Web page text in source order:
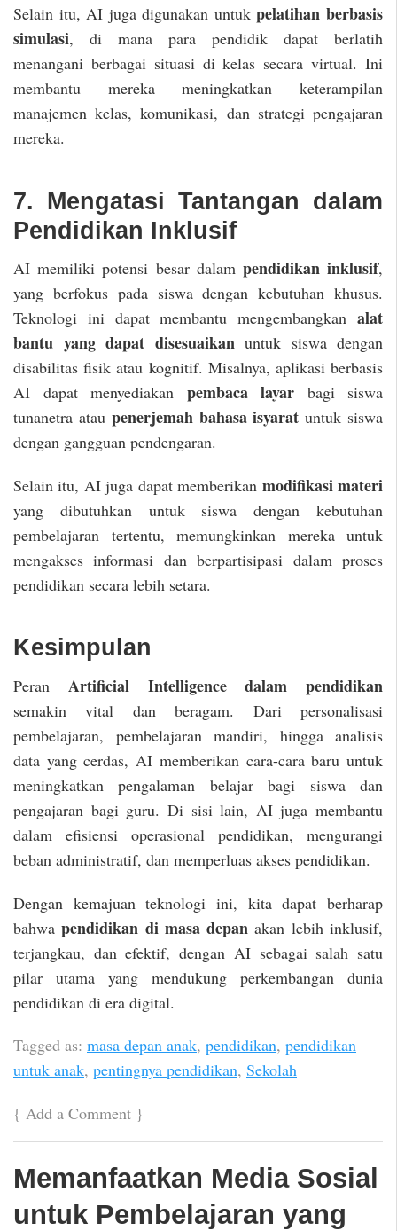
Selain itu, AI juga digunakan untukpelatihan berbasis
simulasi, di mana para pendidik dapat berlatih
menangani berbagai situasi di kelas secara virtual. Ini
membantu mereka meningkatkan keterampilan
manajemen kelas, komunikasi, dan strategi pengajaran
mereka.
7. Mengatasi Tantangan dalam
Pendidikan Inklusif
AI memiliki potensi besar dalam pendidikan inklusif,
yang berfokus pada siswa dengan kebutuhan khusus.
Teknologi ini dapat membantu mengembangkan alat
bantu yang dapat disesuaikanuntuk siswa dengan
disabilitas fisik atau kognitif. Misalnya, aplikasi berbasis
AI dapat menyediakan pembaca layar bagi siswa
tunanetra atau penerjemah bahasa isyarat untuk siswa
dengan gangguan pendengaran.
Selain itu, AI juga dapat memberikan modifikasi materi
yang dibutuhkan untuk siswa dengan kebutuhan
pembelajaran tertentu, memungkinkan mereka untuk
mengakses informasi dan berpartisipasi dalam proses
pendidikan secara lebih setara.
Kesimpulan
Peran Artificial Intelligence dalam pendidikan
semakin vital dan beragam. Dari personalisasi
pembelajaran, pembelajaran mandiri, hingga analisis
data yang cerdas, AI memberikan cara-cara baru untuk
meningkatkan pengalaman belajar bagi siswa dan
pengajaran bagi guru. Di sisi lain, AI juga membantu
dalam efisiensi operasional pendidikan, mengurangi
beban administratif, dan memperluas akses pendidikan.
Dengan kemajuan teknologi ini, kita dapat berharap
bahwapendidikan di masa depan akan lebih inklusif,
terjangkau, dan efektif, dengan AI sebagai salah satu
pilar utama yang mendukung perkembangan dunia
pendidikan di era digital.
Tagged as: masa depan anak, pendidikan, pendidikan
untuk anak, pentingnya pendidikan, Sekolah
{ Add a Comment }
Memanfaatkan Media Sosial
untuk Pembelajaran yang